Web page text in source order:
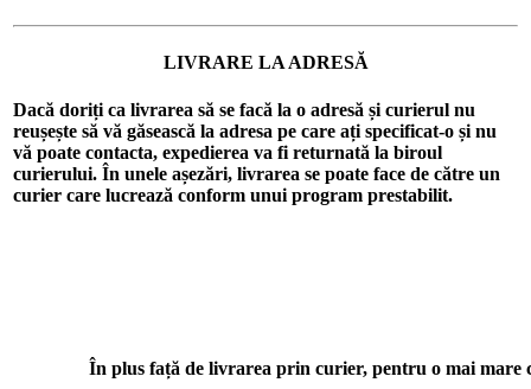
LIVRARE LA ADRESĂ
Dacă doriți ca livrarea să se facă la o adresă și curierul nu
reușește să vă găsească la adresa pe care ați specificat-o și nu
vă poate contacta, expedierea va fi returnată la biroul
curierului. În unele așezări, livrarea se poate face de către un
curier care lucrează conform unui program prestabilit.
În plus față de livrarea prin curier, pentru o mai mare